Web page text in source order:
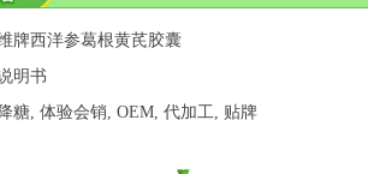
牌西洋参葛根黄芪胶囊
明书
糖, 体验会销, OEM, 代加工, 贴牌